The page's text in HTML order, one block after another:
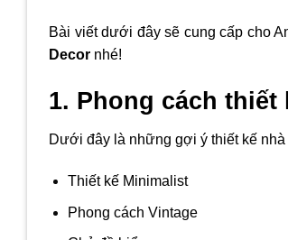
Bài viết dưới đây sẽ cung cấp cho
Decor nhé!
1. Phong cách
Dưới đây là những gợi ý thiết kế
Thiết kế Minimalist
Phong cách Vintage